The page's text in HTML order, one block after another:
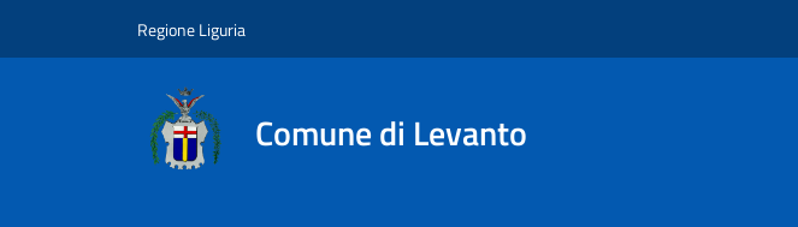
Regione Liguria
Comune di Levanto